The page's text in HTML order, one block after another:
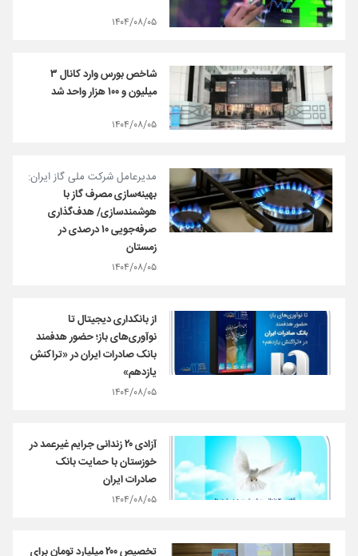
۱۴۰۴/۰۸/۰۵
شاخص بورس وارد کانال ۳
میلیون و ۱۰۰ هزار واحد شد
۱۴۰۴/۰۸/۰۵
مدیرعامل شرکت ملی گاز ایران:
بهینه‌سازی مصرف گاز با
هوشمندسازی/ هدف‌گذاری
صرفه‌جویی ۱۰ درصدی در
زمستان
۱۴۰۴/۰۸/۰۵
از بانکداری دیجیتال تا
نوآوری‌های باز؛ حضور هدفمند
بانک صادرات ایران در «تراکنش
یازدهم»
۱۴۰۴/۰۸/۰۵
آزادی ۲۰ زندانی جرایم غیرعمد در
خوزستان با حمایت بانک
صادرات ایران
۱۴۰۴/۰۸/۰۵
تخصیص ۲۰۰ میلیارد تومان برای